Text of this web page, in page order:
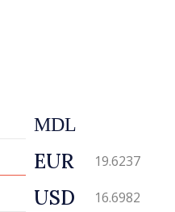
MDL
EUR 19.6237
USD 16.6982